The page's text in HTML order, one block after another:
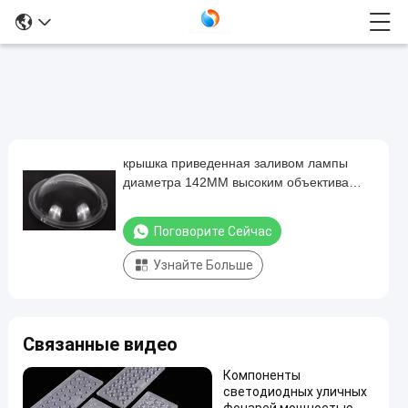
крышка
приведенная
заливом
объектива
прозрачной
пластмассы
крышка приведенная заливом лампы
диаметра 142ММ высоким объектива
Траньмиттансе
Поговорите Сейчас
Узнайте Больше
Связанные видео
Компоненты
светодиодных уличных